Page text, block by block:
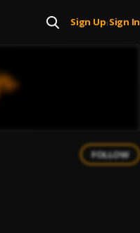
Sign Up| Sign In
FOLLOW